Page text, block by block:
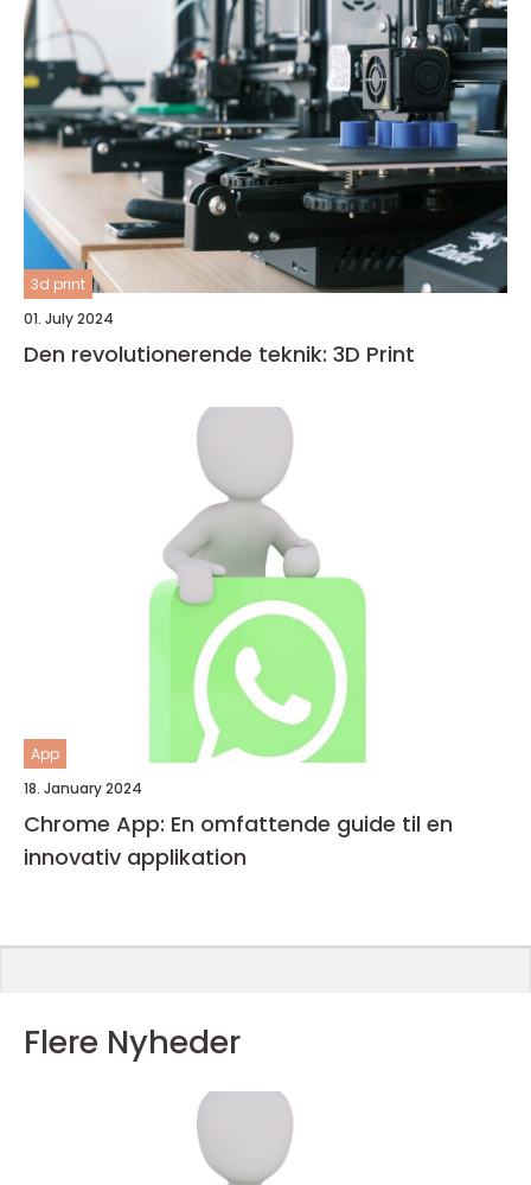
3d print
01. July 2024
Den revolutionerende teknik: 3D Print
App
18. January 2024
Chrome App: En omfattende guide til en
innovativ applikation
Flere Nyheder